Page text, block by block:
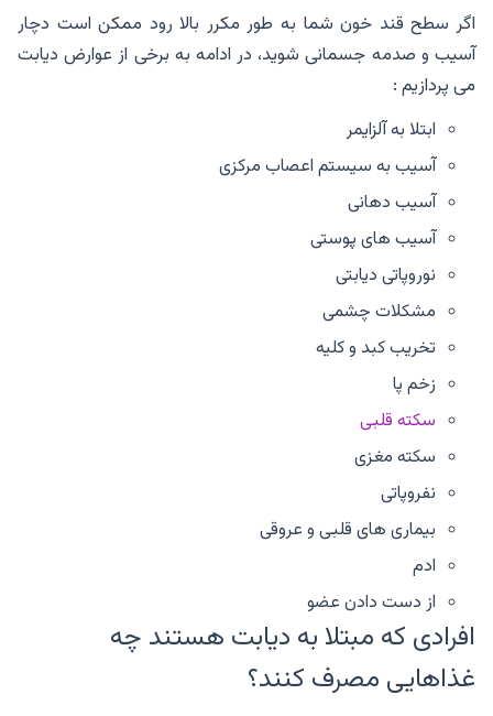
اگر سطح قند خون شما به طور مکرر بالا رود ممکن است دچار
آسیب و صدمه جسمانی شوید، در ادامه به برخی از عوارض دیابت
می پردازیم :
ابتلا به آلزایمر
آسیب به سیستم اعصاب مرکزی
آسیب دهانی
آسیب های پوستی
نوروپاتی دیابتی
مشکلات چشمی
تخریب کبد و کلیه
زخم پا
سکته قلبی
سکته مغزی
نفروپاتی
بیماری های قلبی و عروقی
ادم
از دست دادن عضو
افرادی که مبتلا به دیابت هستند چه
غذاهایی مصرف کنند؟